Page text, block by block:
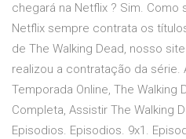
chegará na Netflix ? Sim. Como
Netflix sempre contrata os
de The Walking Dead, nosso
realizou a contratação da série.
Temporada Online, The Walking
Completa, Assistir The Walking
Episodios. Episodios. 9x1.